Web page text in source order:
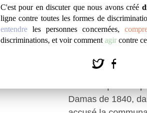
C'est pour en discuter que nous avons créé
ligne contre toutes les formes de
entendre les personnes concernées,
discriminations, et voir comment agir contre
situation a produit
L’INFLUENCE DU
Avec l’arrivée des
européens au
antisémites
des exemples les
Damas de 1840,